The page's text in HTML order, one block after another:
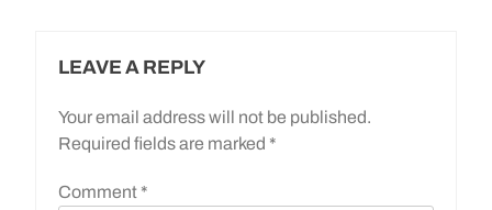
LEAVE A REPLY
Your email address will not be published.
Required fields are marked *
Comment *